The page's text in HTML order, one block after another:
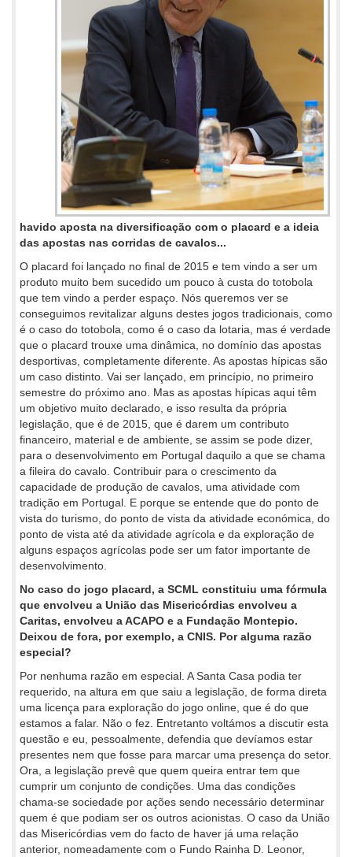
havido aposta na diversificação com o placard e a ideia
das apostas nas corridas de cavalos...
O placard foi lançado no final de 2015 e tem vindo a ser um
produto muito bem sucedido um pouco à custa do totobola
que tem vindo a perder espaço. Nós queremos ver se
conseguimos revitalizar alguns destes jogos tradicionais, como
é o caso do totobola, como é o caso da lotaria, mas é verdade
que o placard trouxe uma dinâmica, no domínio das apostas
desportivas, completamente diferente. As apostas hípicas são
um caso distinto. Vai ser lançado, em princípio, no primeiro
semestre do próximo ano. Mas as apostas hípicas aqui têm
um objetivo muito declarado, e isso resulta da própria
legislação, que é de 2015, que é darem um contributo
financeiro, material e de ambiente, se assim se pode dizer,
para o desenvolvimento em Portugal daquilo a que se chama
a fileira do cavalo. Contribuir para o crescimento da
capacidade de produção de cavalos, uma atividade com
tradição em Portugal. E porque se entende que do ponto de
vista do turismo, do ponto de vista da atividade económica, do
ponto de vista até da atividade agrícola e da exploração de
alguns espaços agrícolas pode ser um fator importante de
desenvolvimento.
No caso do jogo placard, a SCML constituiu uma fórmula
que envolveu a União das Misericórdias envolveu a
Caritas, envolveu a ACAPO e a Fundação Montepio.
Deixou de fora, por exemplo, a CNIS. Por alguma razão
especial?
Por nenhuma razão em especial. A Santa Casa podia ter
requerido, na altura em que saiu a legislação, de forma direta
uma licença para exploração do jogo online, que é do que
estamos a falar. Não o fez. Entretanto voltámos a discutir esta
questão e eu, pessoalmente, defendia que devíamos estar
presentes nem que fosse para marcar uma presença do setor.
Ora, a legislação prevê que quem queira entrar tem que
cumprir um conjunto de condições. Uma das condições
chama-se sociedade por ações sendo necessário determinar
quem é que podiam ser os outros acionistas. O caso da União
das Misericórdias vem do facto de haver já uma relação
anterior, nomeadamente com o Fundo Rainha D. Leonor,